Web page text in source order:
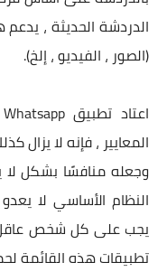
الدردشة الحديثة ،
(الصور ، الفيديو ، إلخ).
وجعله منافسًا بشكل
النظام الأساسي لا
يجب على كل شخص عاقل
تطبيقات هذه القائمة